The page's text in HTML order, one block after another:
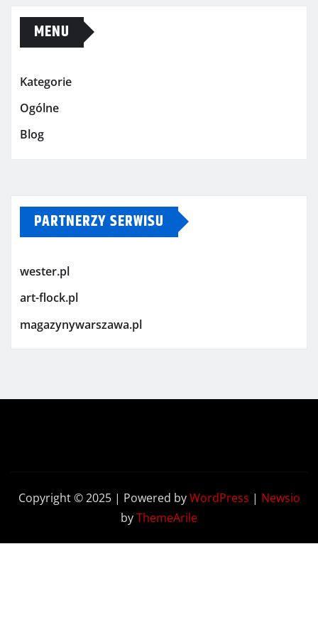
MENU
Kategorie
Ogólne
Blog
PARTNERZY SERWISU
wester.pl
art-flock.pl
magazynywarszawa.pl
Copyright © 2025 | Powered byWordPress | Newsio
byThemeArile